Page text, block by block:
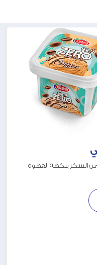
السكر بنكهة القهوة